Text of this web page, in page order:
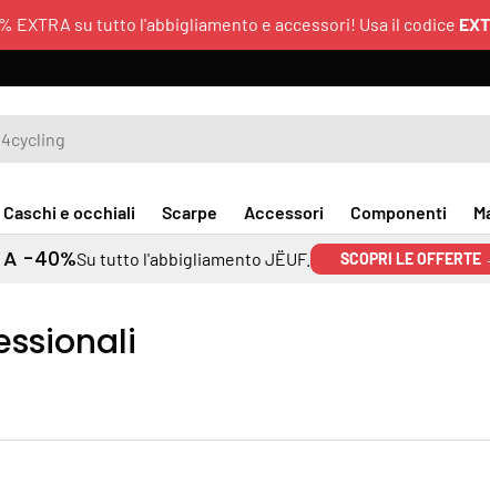
EXTRA su tutto l'abbigliamento e accessori! Usa il codice
Caschi e occhiali Scarpe Accessori Componenti
A -40%Su tutto l'abbigliamento JËUF. SCOPRI LE OFFERTE